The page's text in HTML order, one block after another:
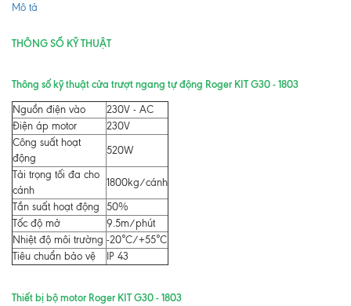
Mô tả
THÔNG SỐ KỸ THUẬT
Thông số kỹ thuật cửa trượt ngang tự động Roger KIT G30 - 1803
Nguồn điện vào
230V - AC
Điện áp motor
230V
Công suất hoạt
động
520W
Tải trọng tối đa cho
cánh
1800kg/cánh
Tần suất hoạt động
50%
Tốc độ mở
9.5m/phút
Nhiệt độ môi trường -20°C/+55°C
Tiêu chuẩn bảo vệ
IP 43
Thiết bị bộ motor Roger KIT G30 - 1803